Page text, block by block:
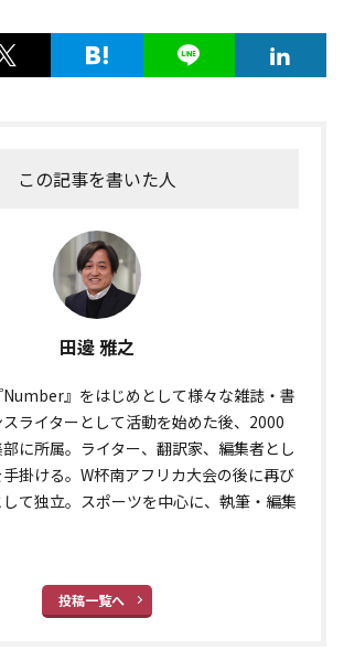
この記事を書いた人
田邊 雅之
』をはじめとして様々な雑誌・書
ライターとして活動を始めた後、2000
に所属。ライター、翻訳家、編集者とし
掛ける。W杯南アフリカ大会の後に再び
て独立。スポーツを中心に、執筆・編集
投稿一覧へ